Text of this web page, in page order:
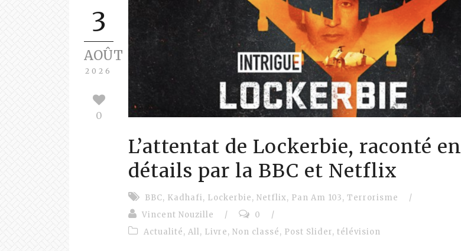
3
AOÛT
2026
0
L’attentat de Lockerbie, raconté en
détails par la BBC et Netflix
BBC, Kadhafi, Lockerbie, Netflix, Pan Am 103, Terrorisme
/
Vincent Nouzille
/ 0
/
Actualité, All, Livre, Non classé, Post Slider, télévision